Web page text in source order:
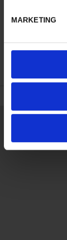
MARKETING